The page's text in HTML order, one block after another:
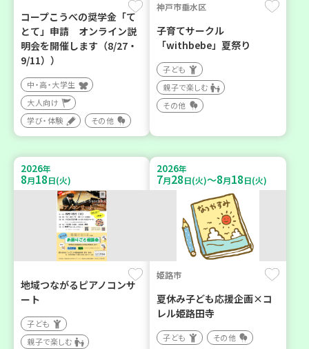
コープこうべの奨学金「て
とて」申請 オンライン説
明会を開催します（8/27・
9/11））
中・高・大学生
大人向け
学び・体験
その他
神戸市垂水区
子育てサークル
「withbebe」夏祭り
子ども
親子で楽しむ
その他
2026年
8月18日(火)
地域つながるピアノコンサ
ート
子ども
親子で楽しむ
2026年
7月28日(火)～8月18日(火)
姫路市
夏休み子ども応援企画×コ
レル姫路田寺
子ども その他